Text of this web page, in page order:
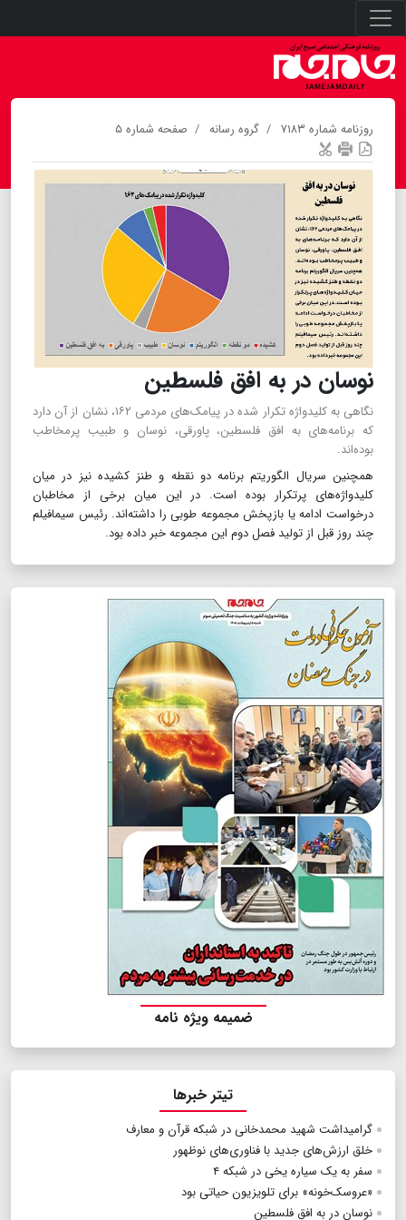
روزنامه شماره ۷۱۸۳ گروه رسانه صفحه شماره ۵
نوسان در به افق فلسطین
نگاهی به کلیدواژه تکرار شده در پیامک‌های مردمی ۱۶۲، نشان از آن دارد
که برنامه‌های به افق فلسطین، پاورقی، نوسان و طبیب پرمخاطب
بوده‌اند.
همچنین سریال الگوریتم برنامه دو نقطه و طنز کشیده نیز در میان
کلیدواژه‌های پرتکرار بوده است. در این میان برخی از مخاطبان
درخواست ادامه یا بازپخش مجموعه طوبی را داشته‌اند. رئیس سیمافیلم
چند روز قبل از تولید فصل دوم این مجموعه خبر داده بود.
ضمیمه ویژه نامه
تیتر خبرها
گرامیداشت شهید محمد‌خانی در شبکه قرآن و معارف
​​​​​​​خلق ارزش‌های جدید با فناوری‌های نوظهور
سفر به یک سیاره یخی در شبکه ۴
«عروسک‌خونه» برای تلویزیون حیاتی بود
نوسان در به افق فلسطین